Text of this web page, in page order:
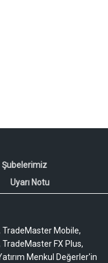
Şubelerimiz
Uyarı Notu
Mobile,
FX Plus,
Menkul Değerler'in